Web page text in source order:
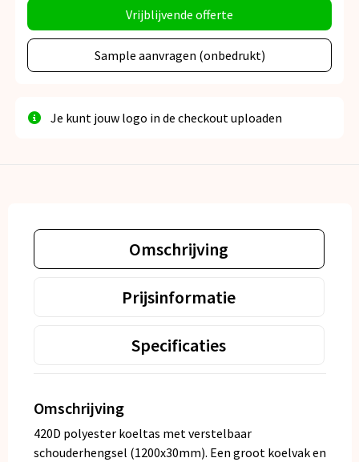
Vrijblijvende offerte
Sample aanvragen (onbedrukt)
Je kunt jouw logo in de checkout uploaden
Omschrijving
Prijsinformatie
Specificaties
Omschrijving
420D polyester koeltas met verstelbaar
schouderhengsel (1200x30mm). Een groot koelvak en